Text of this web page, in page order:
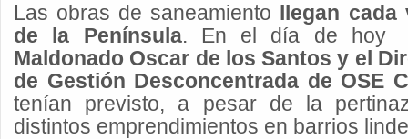
Las obras de saneamiento llegan cada
de la Península. En el día de hoy
Maldonado Oscar de los Santos y el
de Gestión Desconcentrada de OSE
tenían previsto, a pesar de la
distintos emprendimientos en barrios